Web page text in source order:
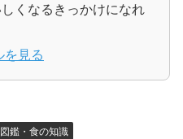
くなるきっかけになれ
を見る
鑑・食の知識